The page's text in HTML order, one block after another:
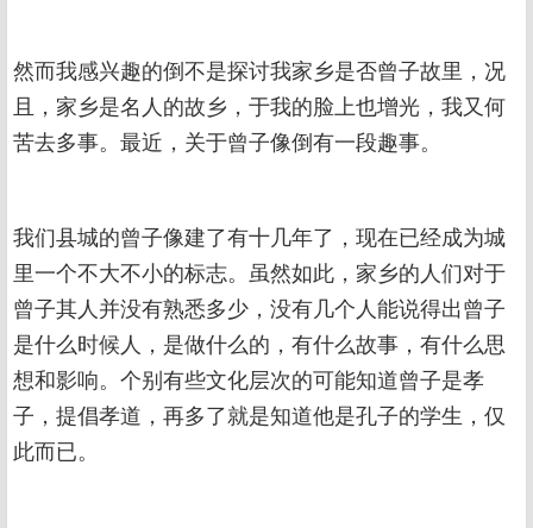
然而我感兴趣的倒不是探讨我家乡是否曾子故里，况
且，家乡是名人的故乡，于我的脸上也增光，我又何
苦去多事。最近，关于曾子像倒有一段趣事。
我们县城的曾子像建了有十几年了，现在已经成为城
里一个不大不小的标志。虽然如此，家乡的人们对于
曾子其人并没有熟悉多少，没有几个人能说得出曾子
是什么时候人，是做什么的，有什么故事，有什么思
想和影响。个别有些文化层次的可能知道曾子是孝
子，提倡孝道，再多了就是知道他是孔子的学生，仅
此而已。